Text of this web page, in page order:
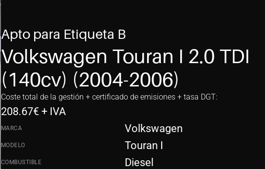
Apto para Etiqueta B
Volkswagen Touran I 2.0 TDI
(140cv) (2004-2006)
Coste total de la gestión + certificado de emisiones + tasa DGT:
208.67€ + IVA
MARCA Volkswagen
MODELO Touran I
COMBUSTIBLE Diesel